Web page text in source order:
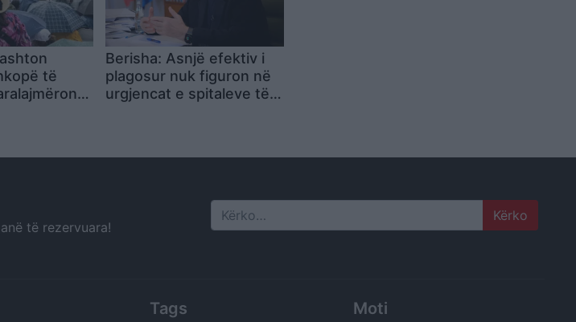
të
Berisha: Asnjë efektiv i
plagosur nuk figuron në
urgjencat e spitaleve të
të rezervuara! Search
Tags Moti